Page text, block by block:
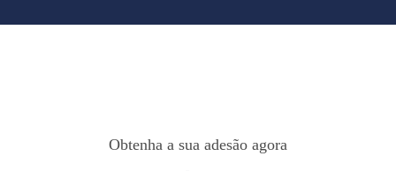
Obtenha a sua adesão agora